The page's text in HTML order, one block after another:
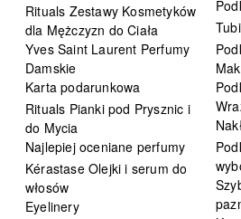
Rituals Zestawy Kosmetyków
dla Mężczyzn do Ciała
Yves Saint Laurent Perfumy
Damskie
Karta podarunkowa
Rituals Pianki pod Prysznic i
do Mycia
Najlepiej oceniane perfumy
Kérastase Olejki i serum do
włosów
Eyelinery